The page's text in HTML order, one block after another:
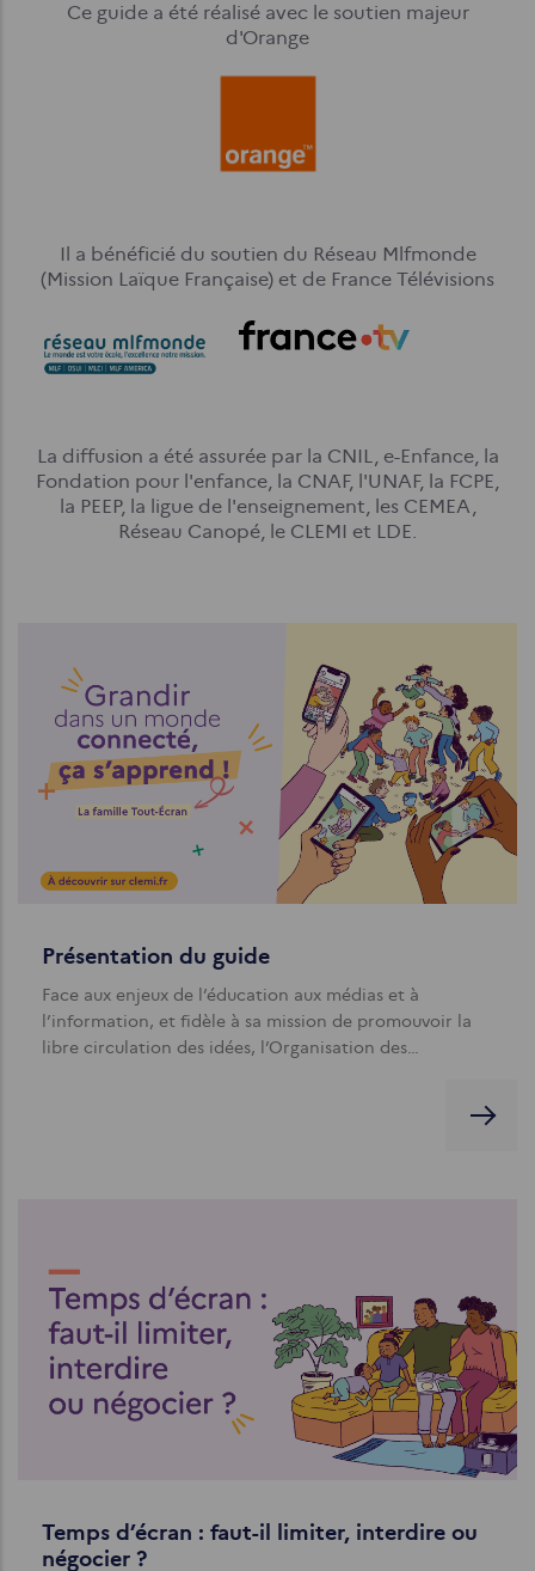
Ce guide a été réalisé avec le soutien majeur
d'Orange
Il a bénéficié du soutien du Réseau Mlfmonde
(Mission Laïque Française) et de France Télévisions
La diffusion a été assurée par la CNIL, e-Enfance, la
Fondation pour l'enfance, la CNAF, l'UNAF, la FCPE,
la PEEP, la ligue de l'enseignement, les CEMEA,
Réseau Canopé, le CLEMI et LDE.
Présentation du guide
Face aux enjeux de l’éducation aux médias et à
l’information, et fidèle à sa mission de promouvoir la
libre circulation des idées, l’Organisation des…
Temps d’écran : faut-il limiter, interdire ou
négocier ?